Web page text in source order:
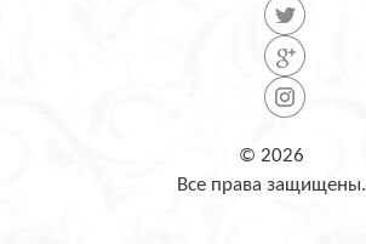
© 2026
Все права защищены.